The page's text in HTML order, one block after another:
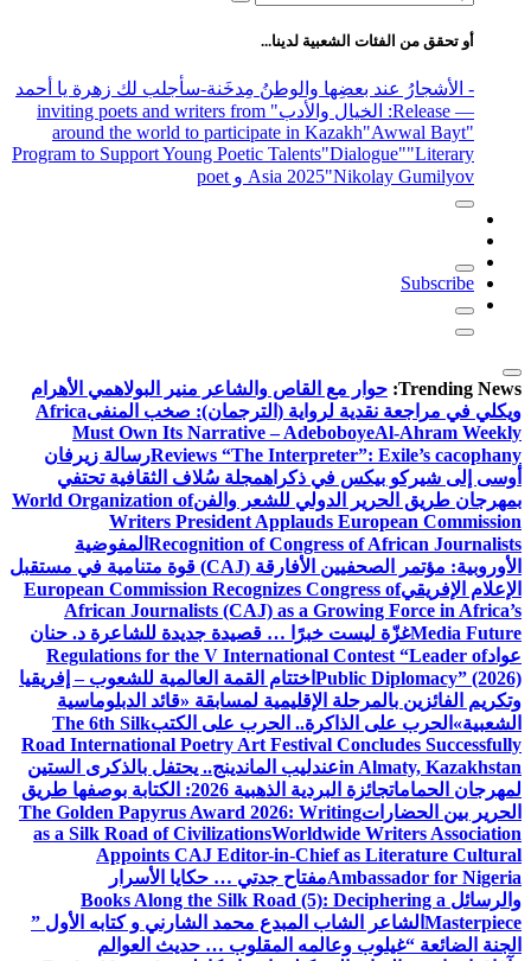
أو تحقق من الفئات الشعبية لدينا...
- الأشجارُ عند بعضِها والوطنُ مِدخَنة-سأجلب لك زهرة يا أحمد
— Release
: الخيال والأدب
" inviting poets and writers from
around the world to participate in Kazakh"Awwal Bayt"
Program to Support Young Poetic Talents"Dialogue""Literary
Asia 2025"Nikolay Gumilyov و poet
Subscribe
Trending News: حوار مع القاص والشاعر منير البولاهمي الأهرام
ويكلي في مراجعة نقدية لرواية (الترجمان): صخب المنفىAfrica
Must Own Its Narrative – AdeboboyeAl-Ahram Weekly
Reviews “The Interpreter”: Exile’s cacophanyرسالة زيرفان
أوسى إلى شيركو بيكس في ذكراهمجلة سُلاف الثقافية تحتفي
بمهرجان طريق الحرير الدولي للشعر والفنWorld Organization of
Writers President Applauds European Commission
Recognition of Congress of African Journalists المفوضية
الأوروبية: مؤتمر الصحفيين الأفارقة (CAJ) قوة متنامية في مستقبل
الإعلام الإفريقيEuropean Commission Recognizes Congress of
African Journalists (CAJ) as a Growing Force in Africa’s
Media Futureغزّة ليست خبرًا … قصيدة جديدة للشاعرة د. حنان
عوادRegulations for the V International Contest “Leader of
Public Diplomacy” (2026) اختتام القمة العالمية للشعوب – إفريقيا
وتكريم الفائزين بالمرحلة الإقليمية لمسابقة «قائد الدبلوماسية
الشعبية» الحرب على الذاكرة.. الحرب على الكتبThe 6th Silk
Road International Poetry Art Festival Concludes Successfully
in Almaty, Kazakhstanعندليب الماندينج.. يحتفل بالذكرى الستين
لمهرجان الحمامات
جائزة البردية الذهبية 2026: الكتابة بوصفها طريق
الحرير بين الحضاراتThe Golden Papyrus Award 2026: Writing
as a Silk Road of CivilizationsWorldwide Writers Association
Appoints CAJ Editor-in-Chief as Literature Cultural
Ambassador for Nigeriaمفتاح جدتي … حكايا الأسرار
والرسائل Books Along the Silk Road (5): Deciphering a
Masterpiece الشاعر الشاب المبدع محمد الشارني و كتابه الأول ”
الجنة الضائعة “غيلوب وعالمه المقلوب … حديث العوالم